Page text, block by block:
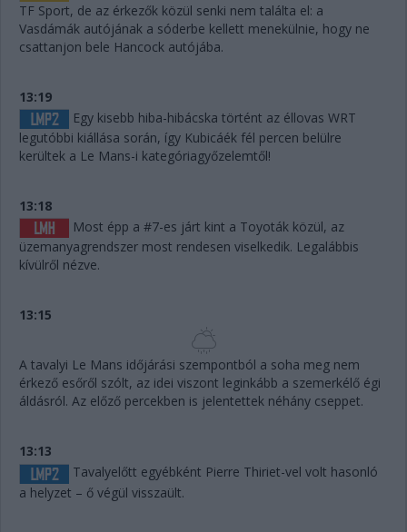
TF Sport, de az érkezők közül senki nem találta el: a
Vasdámák autójának a sóderbe kellett menekülnie, hogy ne
csattanjon bele Hancock autójába.
13:19
Egy kisebb hiba-hibácska történt az éllovas WRT
legutóbbi kiállása során, így Kubicáék fél percen belülre
kerültek a Le Mans-i kategóriagyőzelemtől!
13:18
Most épp a #7-es járt kint a Toyoták közül, az
üzemanyagrendszer most rendesen viselkedik. Legalábbis
kívülről nézve.
13:15
A tavalyi Le Mans időjárási szempontból a soha meg nem
érkező esőről szólt, az idei viszont leginkább a szemerkélő égi
áldásról. Az előző percekben is jelentettek néhány cseppet.
13:13
Tavalyelőtt egyébként Pierre Thiriet-vel volt hasonló
a helyzet – ő végül visszaült.